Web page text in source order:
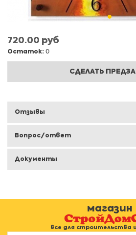
720.00 руб
Остаток: 0
СДЕЛАТЬ
Отзывы
Вопрос/ответ
Документы
магазин
все для строительства